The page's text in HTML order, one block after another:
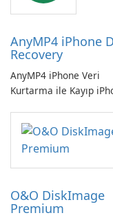
AnyMP4 iPhone
Recovery
AnyMP4 iPhone Veri
Kurtarma ile Kayıp
O&O DiskImage
Premium